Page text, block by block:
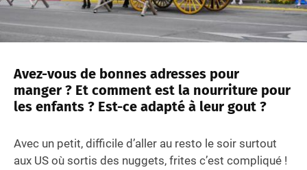
Avez-vous de bonnes adresses pour
manger ? Et comment est la nourriture pour
les enfants ? Est-ce adapté à leur gout ?
Avec un petit, difficile d’aller au resto le soir surtout
aux US où sortis des nuggets, frites c’est compliqué !